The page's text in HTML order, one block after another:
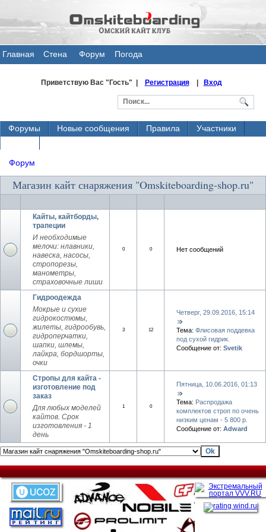
Главная
Стена
Форум Погода
Приветствую Вас"Гость" | Регистрация| Вход
Форумы Новые сообщения Правила
Участники
Форум
Магазин кайт снаряжения "Omskiteboarding-shop.ru"
Кайты, кайтборды,
трапеции
И необходимые
мелочи: нлавники,
навеска, насосы,
стропорезы,
манометры,
страховочные лиши
0 0 Нет сообщений
Гидроодежда
Мокрые и сухие
гидрокостюмы,
жилеты, гидрообувь,
гидроперчатки,
шапки, шлемы,
лайкра, бордшорты,
очки
3 12
Четверг, 29.09.2016, 15:14
Тема: Флисовая поддевка
под сухой гидрик.
Сообщение от: Svetik
Стропы для кайта -
изготовление под
заказ
Для любых моделей
кайтов. Срок
изготовления - 1
день
1 0
Пятница, 10.06.2016, 01:13
Тема: Распродажа
комплектов строп по очень
низким ценам - 5 800 р.
Сообщение от: Adward